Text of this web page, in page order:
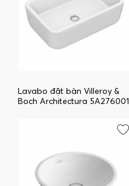
Lavabo đặt bàn Villeroy &
Boch Architectura 5A276001